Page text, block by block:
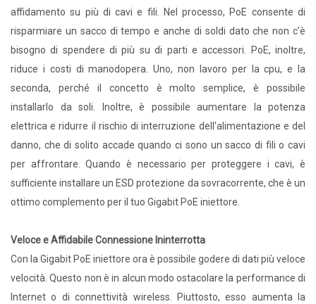
affidamento su più di cavi e fili. Nel processo, PoE consente di
risparmiare un sacco di tempo e anche di soldi dato che non c'è
bisogno di spendere di più su di parti e accessori. PoE, inoltre,
riduce i costi di manodopera. Uno, non lavoro per la cpu, e la
seconda, perché il concetto è molto semplice, è possibile
installarlo da soli. Inoltre, è possibile aumentare la potenza
elettrica e ridurre il rischio di interruzione dell'alimentazione e del
danno, che di solito accade quando ci sono un sacco di fili o cavi
per affrontare. Quando è necessario per proteggere i cavi, è
sufficiente installare un ESD protezione da sovracorrente, che è un
ottimo complemento per il tuo Gigabit PoE iniettore.
Veloce e Affidabile Connessione Ininterrotta
Con la Gigabit PoE iniettore ora è possibile godere di dati più veloce
velocità. Questo non è in alcun modo ostacolare la performance di
Internet o di connettività wireless. Piuttosto, esso aumenta la